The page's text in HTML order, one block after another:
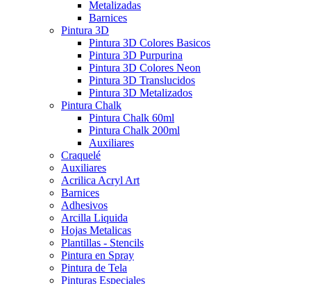
Metalizadas
Barnices
Pintura 3D
Pintura 3D Colores Basicos
Pintura 3D Purpurina
Pintura 3D Colores Neon
Pintura 3D Translucidos
Pintura 3D Metalizados
Pintura Chalk
Pintura Chalk 60ml
Pintura Chalk 200ml
Auxiliares
Craquelé
Auxiliares
Acrilica Acryl Art
Barnices
Adhesivos
Arcilla Liquida
Hojas Metalicas
Plantillas - Stencils
Pintura en Spray
Pintura de Tela
Pinturas Especiales